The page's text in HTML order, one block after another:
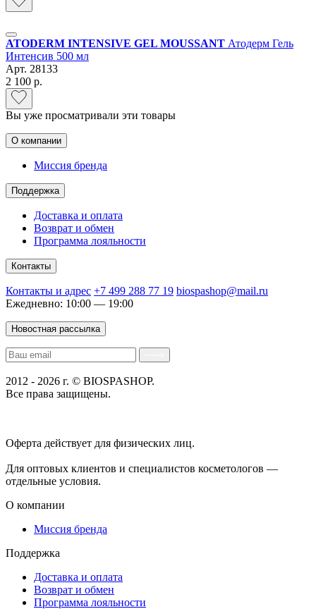
ATODERM INTENSIVE GEL MOUSSANT Атодерм Гель
Интенсив 500 мл
Арт. 28133
2 100 р.
Вы уже просматривали эти товары
О компании
Миссия бренда
Поддержка
Доставка и оплата
Возврат и обмен
Программа лояльности
Контакты
Контакты и адрес +7 499 288 77 19 biospashop@mail.ru
Ежедневно: 10:00 — 19:00
Новостная рассылка
2012 - 2026 г. © BIOSPASHOP.
Все права защищены.
Оферта действует для физических лиц.
Для оптовых клиентов и специалистов косметологов —
отдельные условия.
О компании
Миссия бренда
Поддержка
Доставка и оплата
Возврат и обмен
Программа лояльности